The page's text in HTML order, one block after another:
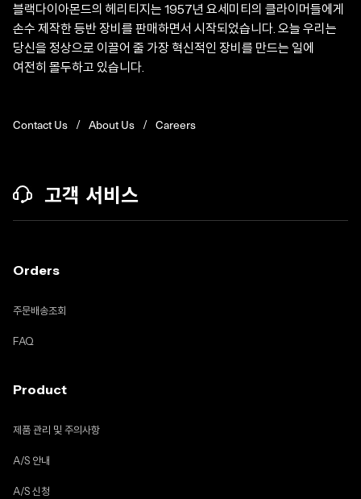
블랙다이아몬드의 헤리티지는 1957년 요세미티의 클라이머들에게
손수 제작한 등반 장비를 판매하면서 시작되었습니다. 오늘 우리는
당신을 정상으로 이끌어 줄 가장 혁신적인 장비를 만드는 일에
여전히 몰두하고 있습니다.
Contact Us About Us Careers
고객 서비스
Orders
주문배송조회
FAQ
Product
제품 관리 및 주의사항
A/S 안내
A/S 신청